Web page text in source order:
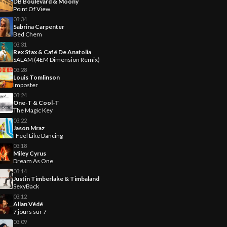
Point Of View
03:34
Sabrina Carpenter
Bed Chem
03:31
Rex Stax & Café De Anatolia
SALAM (4EM Dimension Remix)
03:28
Louis Tomlinson
Imposter
03:24
One-T & Cool-T
The Magic Key
03:22
Jason Mraz
I Feel Like Dancing
03:18
Miley Cyrus
Dream As One
03:14
Justin Timberlake & Timbaland
SexyBack
03:12
Allan Védé
7 jours sur 7
03:09